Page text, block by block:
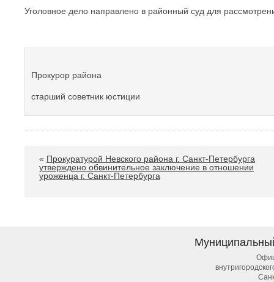
Уголовное дело направлено в районный суд для
Прокурор района
старший советник юстиции
« Прокуратурой Невского района г. Санкт-Петербурга
утверждено обвинительное заключение в отношении
уроженца г. Санкт-Петербурга